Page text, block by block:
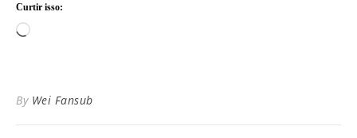
Curtir isso:
Carregando...
By Wei Fansub